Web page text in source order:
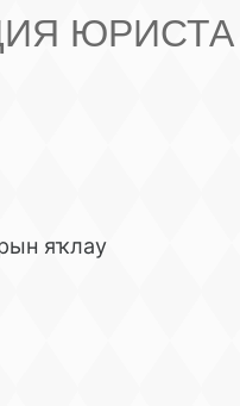
ЮРИСТА
яҡлау